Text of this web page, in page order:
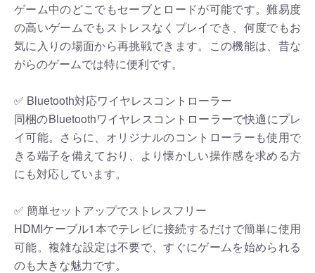
ゲーム中のどこでもセーブとロードが可能です。難易度
の高いゲームでもストレスなくプレイでき、何度でもお
気に入りの場面から再挑戦できます。この機能は、昔な
がらのゲームでは特に便利です。
✅ Bluetooth対応ワイヤレスコントローラー
同梱のBluetoothワイヤレスコントローラーで快適にプレ
イ可能。さらに、オリジナルのコントローラーも使用で
きる端子を備えており、より懐かしい操作感を求める方
にも対応しています。
✅ 簡単セットアップでストレスフリー
HDMIケーブル1本でテレビに接続するだけで簡単に使用
可能。複雑な設定は不要で、すぐにゲームを始められる
のも大きな魅力です。